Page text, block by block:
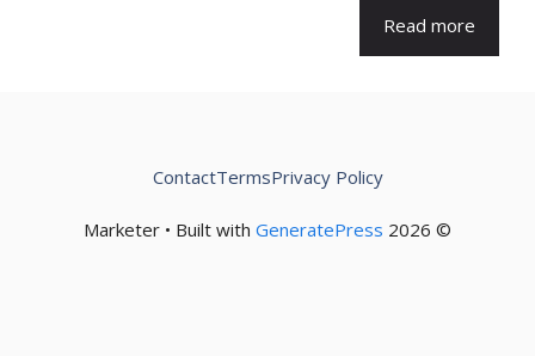
Read more
© 2026 Marketer • Built with
GeneratePress
Privacy Policy
Terms
Contact